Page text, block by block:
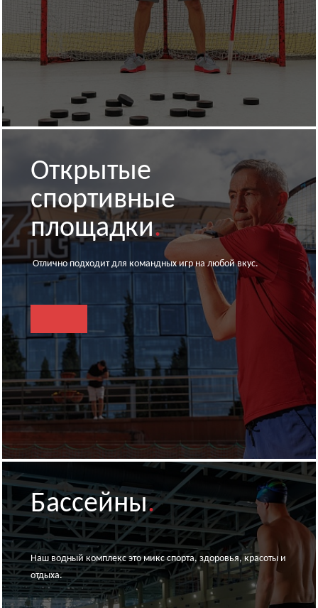
Открытые
спортивные
площадки.
Отлично подходит для командных игр на любой вкус.
Бассейны.
Наш водный комплекс это микс спорта, здоровья, красоты и
отдыха.